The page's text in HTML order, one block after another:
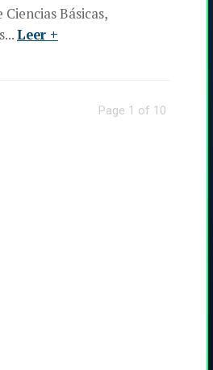
Básicas,
Leer +
Page 1 of 10